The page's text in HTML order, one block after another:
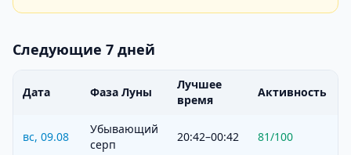
Следующие 7 дней
Дата Фаза Луны
Лучшее
время
Активность
вс, 09.08
Убывающий
серп
20:42–00:42 81/100